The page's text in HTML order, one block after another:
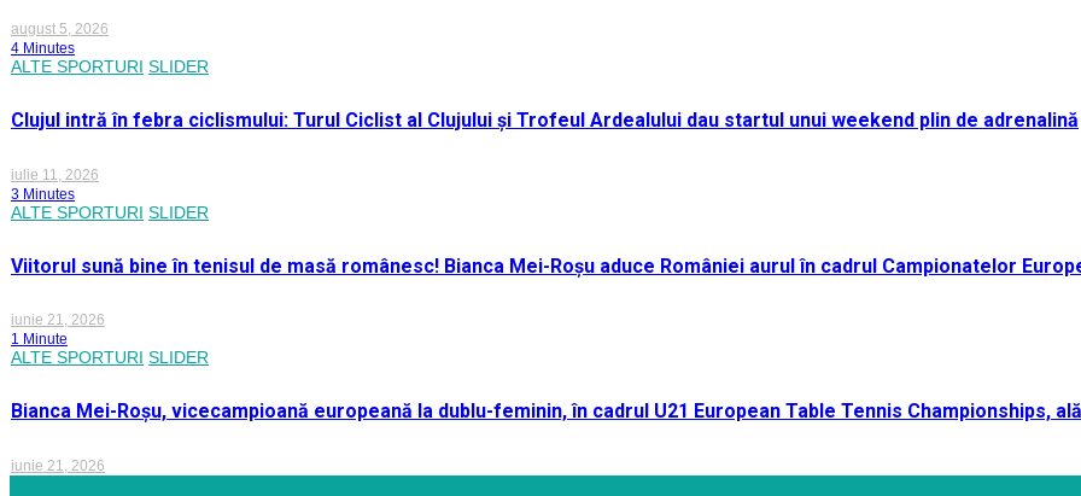
august 5, 2026
4 Minutes
ALTE SPORTURI SLIDER
Clujul intră în febra ciclismului: Turul Ciclist al Clujului și Trofeul Ardealului dau startul unui weekend plin de adrenalină
iulie 11, 2026
3 Minutes
ALTE SPORTURI SLIDER
Viitorul sună bine în tenisul de masă românesc! Bianca Mei-Roșu aduce României aurul în cadrul Campionatelor
iunie 21, 2026
1 Minute
ALTE SPORTURI SLIDER
Bianca Mei-Roșu, vicecampioană europeană la dublu-feminin, în cadrul U21 European Table Tennis Championships,
iunie 21, 2026